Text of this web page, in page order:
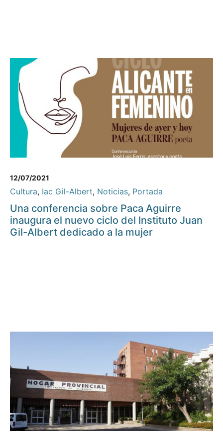
12/07/2021
Cultura, Iac Gil-Albert, Noticias, Portada
Una conferencia sobre Paca Aguirre
inaugura el nuevo ciclo del Instituto Juan
Gil-Albert dedicado a la mujer